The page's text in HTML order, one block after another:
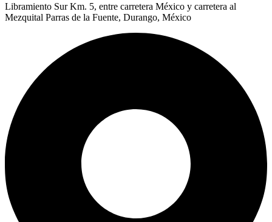
Libramiento Sur Km. 5, entre carretera México y carretera al
Mezquital Parras de la Fuente, Durango, México